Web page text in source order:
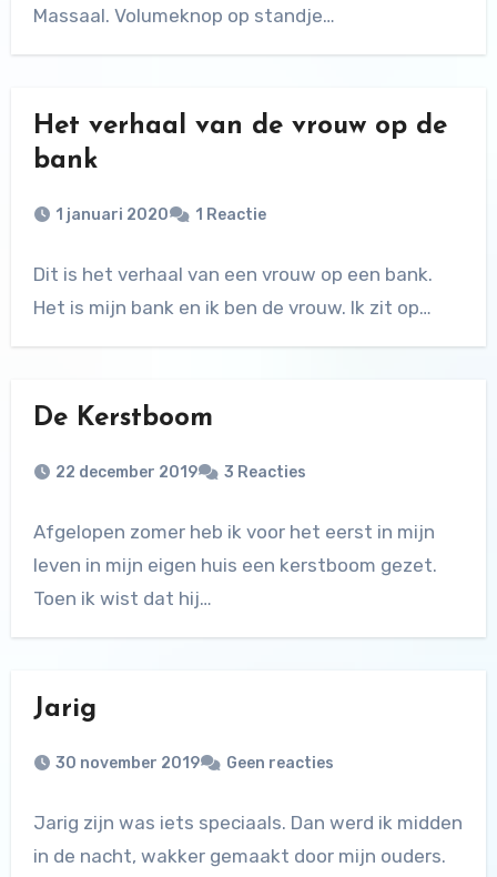
Massaal. Volumeknop op standje…
Het verhaal van de vrouw op de
bank
1 januari 2020 1 Reactie
Dit is het verhaal van een vrouw op een bank.
Het is mijn bank en ik ben de vrouw. Ik zit op…
De Kerstboom
22 december 2019 3 Reacties
Afgelopen zomer heb ik voor het eerst in mijn
leven in mijn eigen huis een kerstboom gezet.
Toen ik wist dat hij…
Jarig
30 november 2019 Geen reacties
Jarig zijn was iets speciaals. Dan werd ik midden
in de nacht, wakker gemaakt door mijn ouders.